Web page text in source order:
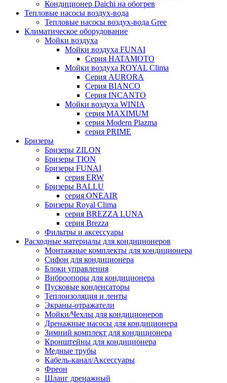
Кондиционер Daichi на обогрев
Тепловые насосы воздух-вода
Тепловые насосы воздух-вода Gree
Климатическое оборудование
Мойки воздуха
Мойки воздуха FUNAI
Серия HATAMOTO
Мойки воздуха ROYAL Clima
Серия AURORA
Серия BIANCO
Серия INCANTO
Мойки воздуха WINIA
серия MAXIMUM
серия Modern Plazma
серия PRIME
Бризеры
Бризеры ZILON
Бризеры TION
Бризеры FUNAI
серия ERW
Бризеры BALLU
серия ONEAIR
Бризеры Royal Clima
серия BREZZA LUNA
серия Brezza
Фильтры и аксессуары
Расходные материалы для кондиционеров
Монтажные комплекты для кондиционера
Сифон для кондиционера
Блоки управления
Виброопоры для кондиционера
Пусковые конденсаторы
Теплоизоляция и ленты
Экраны-отражатели
Мойки/Чехлы для кондиционеров
Дренажные насосы для кондиционера
Зимний комплект для кондиционера
Кронштейны для кондиционера
Медные трубы
Кабель-канал/Аксессуары
Фреон
Шланг дренажный